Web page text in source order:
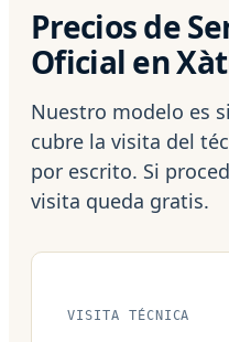
Precios de
Oficial en
Nuestro modelo es
cubre la visita del
por escrito. Si
visita queda gratis.
VISITA TÉCNICA